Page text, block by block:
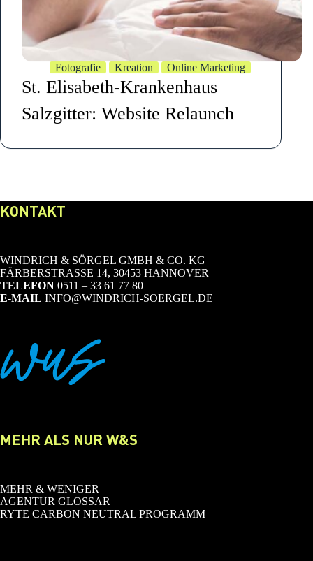
Fotografie Kreation Online Marketing
St. Elisabeth-Krankenhaus
Salzgitter: Website Relaunch
KONTAKT
WINDRICH & SÖRGEL GMBH & CO. KG
FÄRBERSTRASSE 14, 30453 HANNOVER
TELEFON 0511 – 33 61 77 80
E-MAIL INFO@WINDRICH-SOERGEL.DE
MEHR ALS NUR W&S
MEHR & WENIGER
AGENTUR GLOSSAR
RYTE CARBON NEUTRAL PROGRAMM